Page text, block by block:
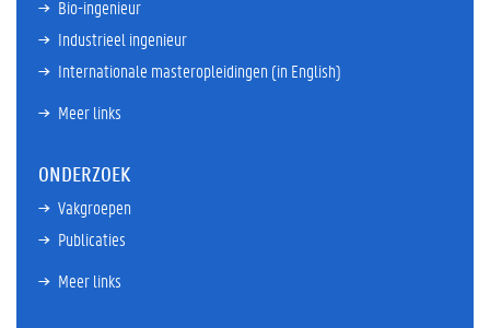
Bio-ingenieur
Industrieel ingenieur
Internationale masteropleidingen (in English)
Meer links
ONDERZOEK
Vakgroepen
Publicaties
Meer links